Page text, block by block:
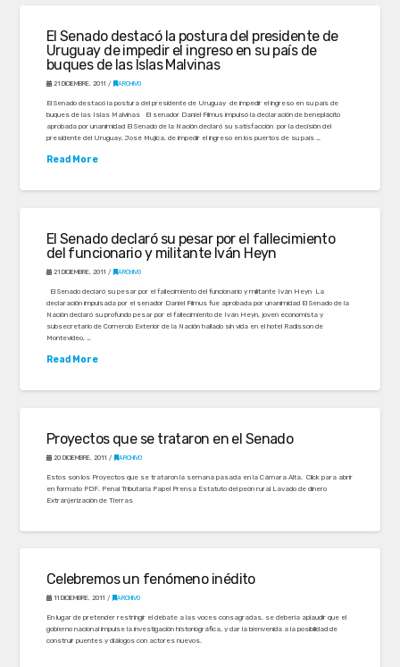
El Senado destacó la postura del presidente de
Uruguay de impedir el ingreso en su país de
buques de las Islas Malvinas
21 DICIEMBRE, 2011 ARCHIVO
El Senado destacó la postura del presidente de Uruguay de impedir el ingreso en su país de
buques de las Islas Malvinas El senador Daniel Filmus impulsó la declaración de beneplácito
aprobada por unanimidad El Senado de la Nación declaró su satisfacción por la decisión del
presidente del Uruguay, José Mujica, de impedir el ingreso en los puertos de su país …
Read More
El Senado declaró su pesar por el fallecimiento
del funcionario y militante Iván Heyn
21 DICIEMBRE, 2011 ARCHIVO
El Senado declaró su pesar por el fallecimiento del funcionario y militante Iván Heyn La
declaración impulsada por el senador Daniel Filmus fue aprobada por unanimidad El Senado de la
Nación declaró su profundo pesar por el fallecimiento de Iván Heyn, joven economista y
subsecretario de Comercio Exterior de la Nación hallado sin vida en el hotel Radisson de
Montevideo, …
Read More
Proyectos que se trataron en el Senado
20 DICIEMBRE, 2011 ARCHIVO
Estos son los Proyectos que se trataron la semana pasada en la Cámara Alta. Click para abrir
en formato PDF. Penal Tributaria Papel Prensa Estatuto del peón rural Lavado de dinero
Extranjerización de Tierras
Celebremos un fenómeno inédito
11 DICIEMBRE, 2011 ARCHIVO
En lugar de pretender restringir el debate a las voces consagradas, se debería aplaudir que el
gobierno nacional impulse la investigación historiográfica, y dar la bienvenida a la posibilidad de
construir puentes y diálogos con actores nuevos.